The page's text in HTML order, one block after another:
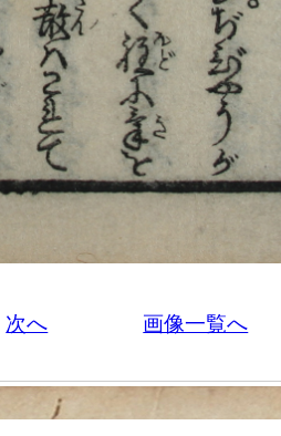
次へ 画像一覧へ